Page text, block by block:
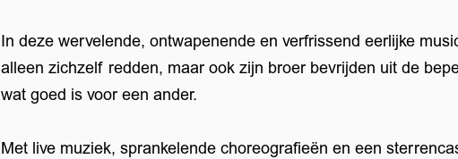
In deze wervelende, ontwapenende en verfrissend eerlijke
alleen zichzelf redden, maar ook zijn broer bevrijden uit de
wat goed is voor een ander.
Met live muziek, sprankelende choreografieën en een